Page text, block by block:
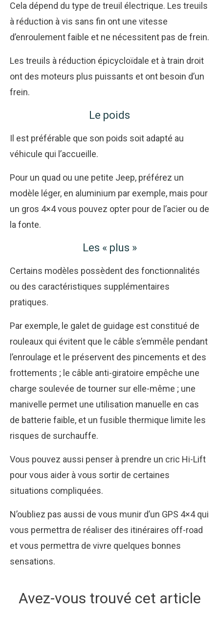
Cela dépend du type de treuil électrique. Les treuils
à réduction à vis sans fin ont une vitesse
d’enroulement faible et ne nécessitent pas de frein.
Les treuils à réduction épicycloïdale et à train droit
ont des moteurs plus puissants et ont besoin d’un
frein.
Le poids
Il est préférable que son poids soit adapté au
véhicule qui l’accueille.
Pour un quad ou une petite Jeep, préférez un
modèle léger, en aluminium par exemple, mais pour
un gros 4×4 vous pouvez opter pour de l’acier ou de
la fonte.
Les « plus »
Certains modèles possèdent des fonctionnalités
ou des caractéristiques supplémentaires
pratiques.
Par exemple, le galet de guidage est constitué de
rouleaux qui évitent que le câble s’emmêle pendant
l’enroulage et le préservent des pincements et des
frottements ; le câble anti-giratoire empêche une
charge soulevée de tourner sur elle-même ; une
manivelle permet une utilisation manuelle en cas
de batterie faible, et un fusible thermique limite les
risques de surchauffe.
Vous pouvez aussi penser à prendre un cric Hi-Lift
pour vous aider à vous sortir de certaines
situations compliquées.
N’oubliez pas aussi de vous munir d’un GPS 4×4qui
vous permettra de réaliser des itinéraires off-road
et vous permettra de vivre quelques bonnes
sensations.
Avez-vous trouvé cet article